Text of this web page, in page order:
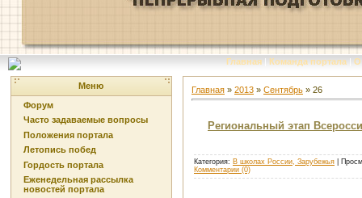
Главная | Команда портала | О
Меню
Форум
Часто задаваемые вопросы
Положения портала
Летопись побед
Гордость портала
Еженедельная рассылка
новостей портала
Главная » 2013 » Сентябрь » 26
Региональный этап
Категория: В школах России, Зарубежья |
Комментарии (0)